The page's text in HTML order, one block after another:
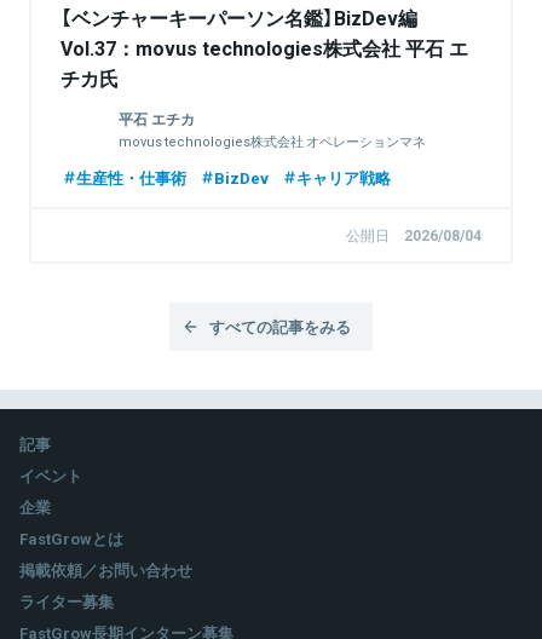
【ベンチャーキーパーソン名鑑】BizDev編
Vol.37：movus technologies株式会社 平石 エ
チカ氏
平石 エチカ
movus technologies株式会社 オペレーションマネ
生産性・仕事術 BizDev キャリア戦略
公開日 2026/08/04
すべての記事をみる
記事
イベント
企業
FastGrowとは
掲載依頼／お問い合わせ
ライター募集
FastGrow長期インターン募集